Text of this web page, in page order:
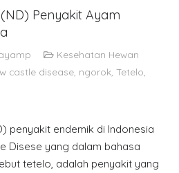
Penyakit Ayam
Kesehatan Hewan
castle disease, ngorok, Tetelo
penyakit endemik di Indonesia
Disese yang dalam bahasa
tetelo, adalah penyakit yang